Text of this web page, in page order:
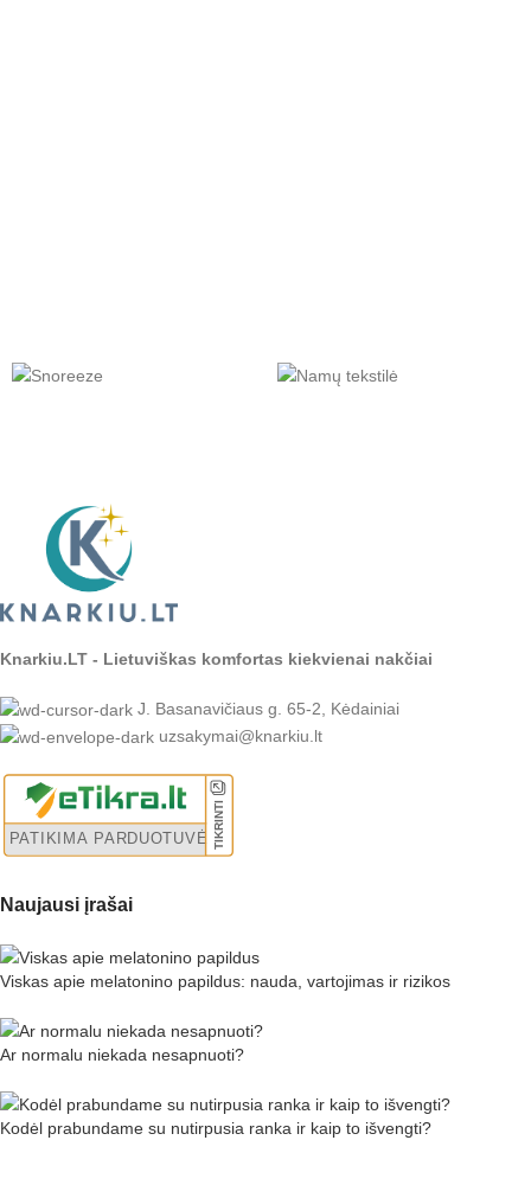
Knarkiu.LT - Lietuviškas komfortas kiekvienai nakčiai
J. Basanavičiaus g. 65-2, Kėdainiai
uzsakymai@knarkiu.lt
Naujausi įrašai
Viskas apie melatonino papildus: nauda, vartojimas ir rizikos
Ar normalu niekada nesapnuoti?
Kodėl prabundame su nutirpusia ranka ir kaip to išvengti?